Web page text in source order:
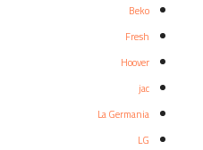
Beko
Fresh
Hoover
jac
La Germania
LG